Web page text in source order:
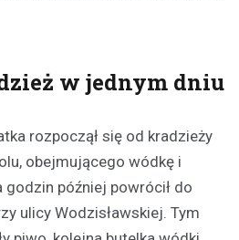
w jednym dniu
rozpoczął się od kradzieży
obejmującego wódkę i
później powrócił do
ulicy Wodzisławskiej. Tym